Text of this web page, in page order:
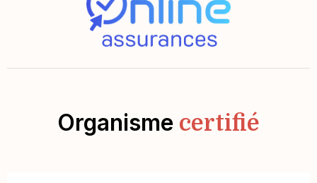
Organisme certifié